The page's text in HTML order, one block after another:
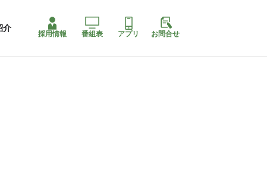
介
採用情報 番組表 アプリ お問合せ